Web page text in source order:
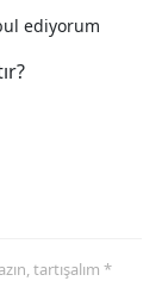
ediyorum
tartışalım *